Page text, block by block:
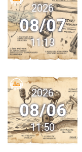
2026
08/07
11:13
2026
08/06
11:50